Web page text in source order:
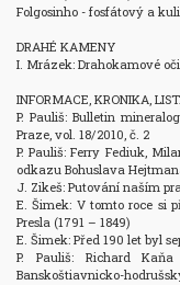
Folgosinho - fosfátový a
DRAHÉ KAMENY
I. Mrázek: Drahokamové
INFORMACE, KRONIKA,
P. Pauliš: Bulletin
Praze, vol. 18/2010, č. 2
P. Pauliš: Ferry Fediuk,
odkazu Bohuslava
J. Zikeš: Putování naším
E. Šimek: V tomto roce si
Presla (1791 – 1849)
E. Šimek: Před 190 let byl
P. Pauliš: Richard
Banskoštiavnicko-